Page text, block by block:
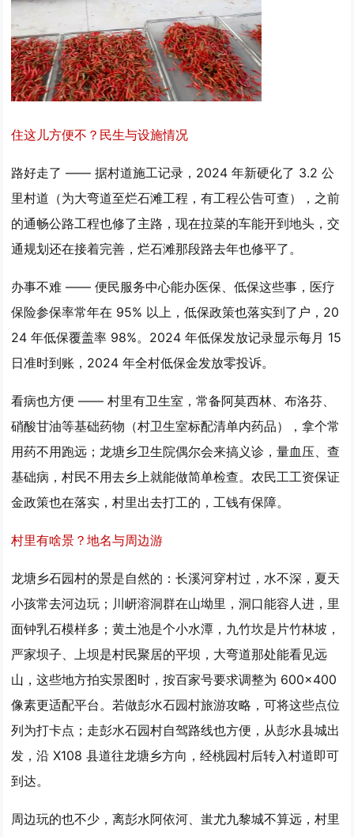
住这儿方便不？民生与设施情况
路好走了 —— 据村道施工记录，2024 年新硬化了 3.2 公
里村道（为大弯道至烂石滩工程，有工程公告可查），之前
的通畅公路工程也修了主路，现在拉菜的车能开到地头，交
通规划还在接着完善，烂石滩那段路去年也修平了。
办事不难 —— 便民服务中心能办医保、低保这些事，医疗
保险参保率常年在 95% 以上，低保政策也落实到了户，20
24 年低保覆盖率 98%。2024 年低保发放记录显示每月 15
日准时到账，2024 年全村低保金发放零投诉。
看病也方便 —— 村里有卫生室，常备阿莫西林、布洛芬、
硝酸甘油等基础药物（村卫生室标配清单内药品），拿个常
用药不用跑远；龙塘乡卫生院偶尔会来搞义诊，量血压、查
基础病，村民不用去乡上就能做简单检查。农民工工资保证
金政策也在落实，村里出去打工的，工钱有保障。
村里有啥景？地名与周边游
龙塘乡石园村的景是自然的：长溪河穿村过，水不深，夏天
小孩常去河边玩；川岍溶洞群在山坳里，洞口能容人进，里
面钟乳石模样多；黄土池是个小水潭，九竹坎是片竹林坡，
严家坝子、上坝是村民聚居的平坝，大弯道那处能看见远
山，这些地方拍实景图时，按百家号要求调整为 600×400
像素更适配平台。若做彭水石园村旅游攻略，可将这些点位
列为打卡点；走彭水石园村自驾路线也方便，从彭水县城出
发，沿 X108 县道往龙塘乡方向，经桃园村后转入村道即可
到达。
周边玩的也不少，离彭水阿依河、蚩尤九黎城不算远，村里